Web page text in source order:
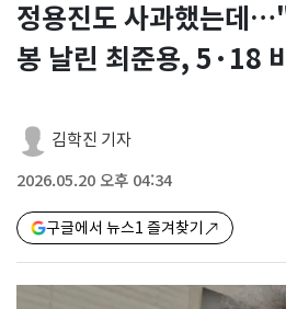
정용진도 사과했는데
봉 날린 최준용, 5·18
김학진 기자
2026.05.20 오후 04:34
구글에서 뉴스1 즐겨찾기